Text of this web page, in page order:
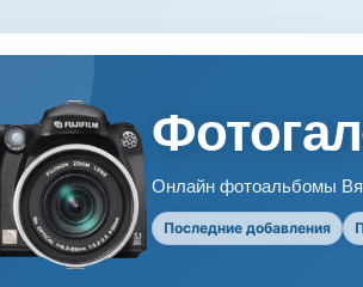
Онлайн фотоальбомы
Последние добавления